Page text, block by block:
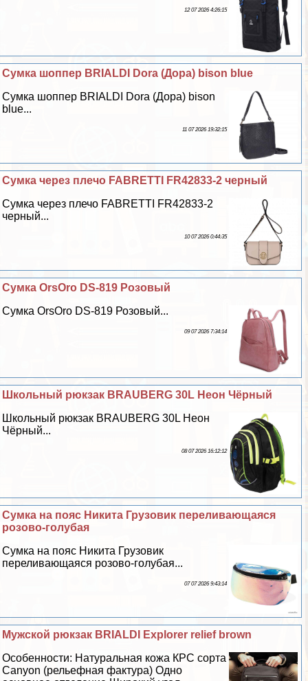
12 07 2026 4:26:15
Сумка шоппер BRIALDI Dora (Дора) bison blue
Сумка шоппер BRIALDI Dora (Дора) bison
blue...
11 07 2026 19:32:15
Сумка через плечо FABRETTI FR42833-2 черный
Сумка через плечо FABRETTI FR42833-2
черный...
10 07 2026 0:44:35
Сумка OrsOro DS-819 Розовый
Сумка OrsOro DS-819 Розовый...
09 07 2026 7:34:14
Школьный рюкзак BRAUBERG 30L Неон Чёрный
Школьный рюкзак BRAUBERG 30L Неон
Чёрный...
08 07 2026 16:12:12
Сумка на пояс Никита Грузовик переливающаяся
розово-гoлyбая
Сумка на пояс Никита Грузовик
переливающаяся розово-гoлyбая...
07 07 2026 9:43:14
Мужской рюкзак BRIALDI Explorer relief brown
Особенности: Натуральная кожа КРС сорта
Canyon (рельефная фактура) Одно